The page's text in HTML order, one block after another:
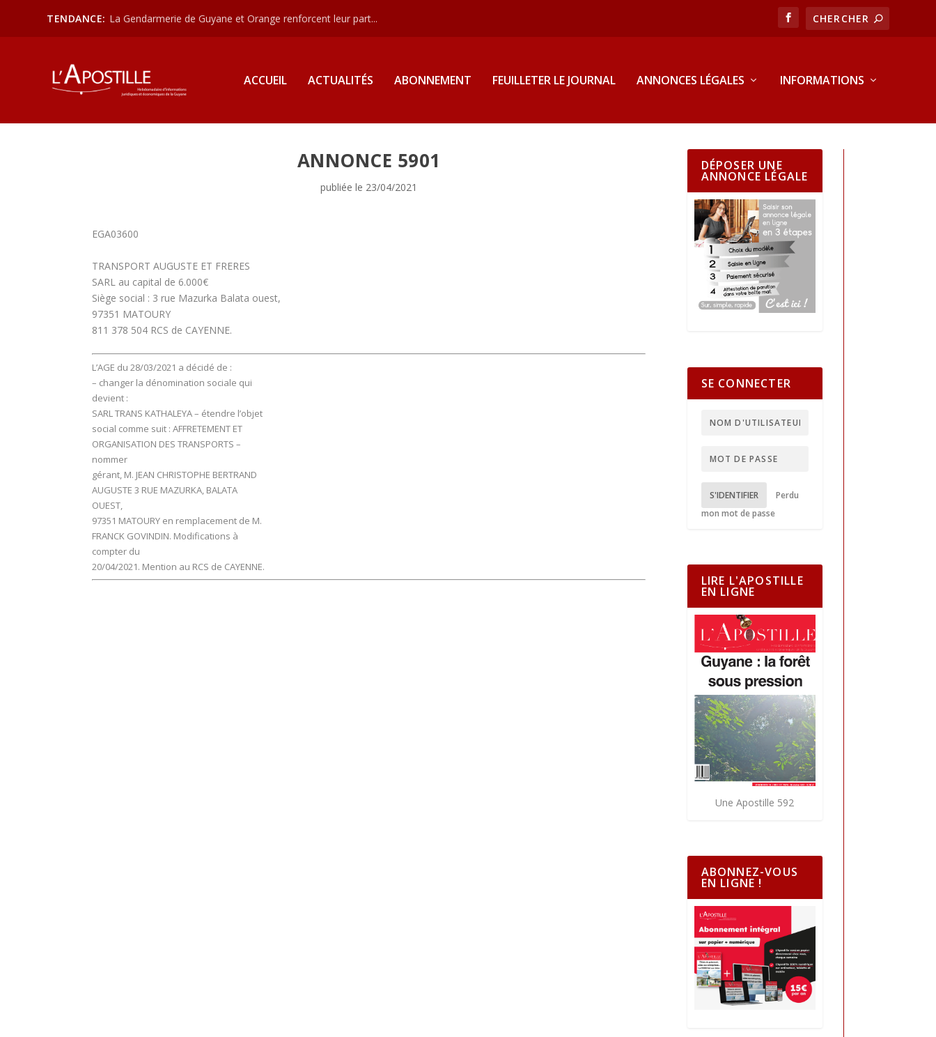
TENDANCE: La Gendarmerie de Guyane et Orange renforcent leur part...
ACCUEIL ACTUALITÉS ABONNEMENT FEUILLETER LE JOURNAL ANNONCES LÉGALES INFORMATIONS
ANNONCE 5901
publiée le 23/04/2021
EGA03600
TRANSPORT AUGUSTE ET FRERES
SARL au capital de 6.000€
Siège social : 3 rue Mazurka Balata ouest,
97351 MATOURY
811 378 504 RCS de CAYENNE.
L’AGE du 28/03/2021 a décidé de :
– changer la dénomination sociale qui
devient :
SARL TRANS KATHALEYA – étendre l’objet
social comme suit : AFFRETEMENT ET
ORGANISATION DES TRANSPORTS –
nommer
gérant, M. JEAN CHRISTOPHE BERTRAND
AUGUSTE 3 RUE MAZURKA, BALATA
OUEST,
97351 MATOURY en remplacement de M.
FRANCK GOVINDIN. Modifications à
compter du
20/04/2021. Mention au RCS de CAYENNE.
DÉPOSER UNE
ANNONCE LÉGALE
SE CONNECTER
S'IDENTIFIER
Perdu
mon mot de passe
LIRE L'APOSTILLE
EN LIGNE
Une Apostille 592
ABONNEZ-VOUS
EN LIGNE !